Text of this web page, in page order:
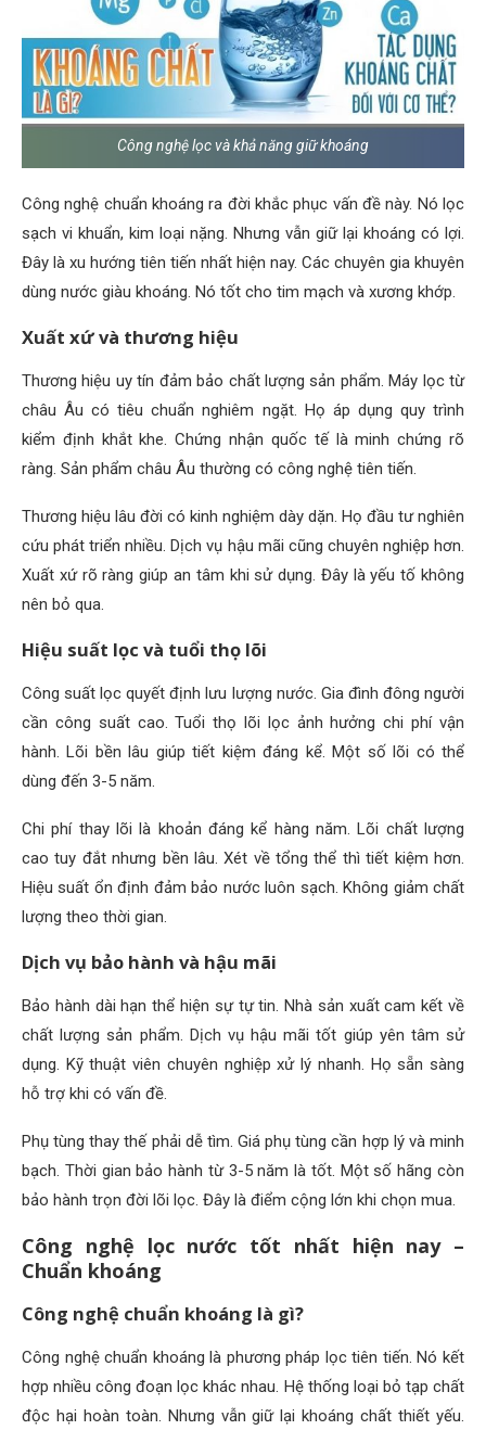
Công nghệ lọc và khả năng giữ khoáng
Công nghệ chuẩn khoáng ra đời khắc phục vấn đề này. Nó lọc
sạch vi khuẩn, kim loại nặng. Nhưng vẫn giữ lại khoáng có lợi.
Đây là xu hướng tiên tiến nhất hiện nay. Các chuyên gia khuyên
dùng nước giàu khoáng. Nó tốt cho tim mạch và xương khớp.
Xuất xứ và thương hiệu
Thương hiệu uy tín đảm bảo chất lượng sản phẩm. Máy lọc từ
châu Âu có tiêu chuẩn nghiêm ngặt. Họ áp dụng quy trình
kiểm định khắt khe. Chứng nhận quốc tế là minh chứng rõ
ràng. Sản phẩm châu Âu thường có công nghệ tiên tiến.
Thương hiệu lâu đời có kinh nghiệm dày dặn. Họ đầu tư nghiên
cứu phát triển nhiều. Dịch vụ hậu mãi cũng chuyên nghiệp hơn.
Xuất xứ rõ ràng giúp an tâm khi sử dụng. Đây là yếu tố không
nên bỏ qua.
Hiệu suất lọc và tuổi thọ lõi
Công suất lọc quyết định lưu lượng nước. Gia đình đông người
cần công suất cao. Tuổi thọ lõi lọc ảnh hưởng chi phí vận
hành. Lõi bền lâu giúp tiết kiệm đáng kể. Một số lõi có thể
dùng đến 3-5 năm.
Chi phí thay lõi là khoản đáng kể hàng năm. Lõi chất lượng
cao tuy đắt nhưng bền lâu. Xét về tổng thể thì tiết kiệm hơn.
Hiệu suất ổn định đảm bảo nước luôn sạch. Không giảm chất
lượng theo thời gian.
Dịch vụ bảo hành và hậu mãi
Bảo hành dài hạn thể hiện sự tự tin. Nhà sản xuất cam kết về
chất lượng sản phẩm. Dịch vụ hậu mãi tốt giúp yên tâm sử
dụng. Kỹ thuật viên chuyên nghiệp xử lý nhanh. Họ sẵn sàng
hỗ trợ khi có vấn đề.
Phụ tùng thay thế phải dễ tìm. Giá phụ tùng cần hợp lý và minh
bạch. Thời gian bảo hành từ 3-5 năm là tốt. Một số hãng còn
bảo hành trọn đời lõi lọc. Đây là điểm cộng lớn khi chọn mua.
Công nghệ lọc nước tốt nhất hiện nay –
Chuẩn khoáng
Công nghệ chuẩn khoáng là gì?
Công nghệ chuẩn khoáng là phương pháp lọc tiên tiến. Nó kết
hợp nhiều công đoạn lọc khác nhau. Hệ thống loại bỏ tạp chất
độc hại hoàn toàn. Nhưng vẫn giữ lại khoáng chất thiết yếu.